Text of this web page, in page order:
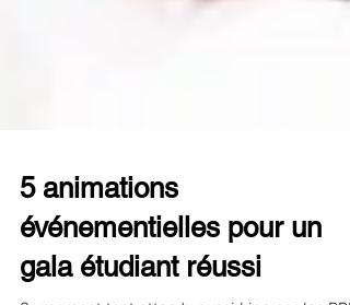
5 animations
événementielles pour un